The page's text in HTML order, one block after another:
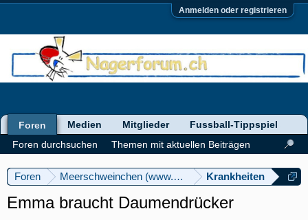
Anmelden oder registrieren
Foren Meerschweinchen (www.meerschweinforum.ch)
Krankheiten
Emma braucht Daumendrücker
Foren
Foren durchsuchen
Themen mit aktuellen Beiträgen
Medien Mitglieder Fussball-Tippspiel